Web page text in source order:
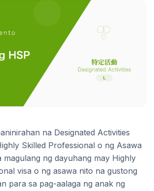
na Designated Activities
Skilled Professional o ng Asawa
magulang ng dayuhang may Highly
visa o ng asawa nito na gustong
para sa pag-aalaga ng anak ng